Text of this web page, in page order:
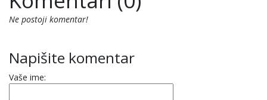
Ne postoji komentar!
Napišite komentar
Vaše ime: